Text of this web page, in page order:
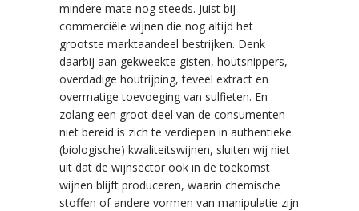
mindere mate nog steeds. Juist bij
commerciële wijnen die nog altijd het
grootste marktaandeel bestrijken. Denk
daarbij aan gekweekte gisten, houtsnippers,
overdadige houtrijping, teveel extract en
overmatige toevoeging van sulfieten. En
zolang een groot deel van de consumenten
niet bereid is zich te verdiepen in authentieke
(biologische) kwaliteitswijnen, sluiten wij niet
uit dat de wijnsector ook in de toekomst
wijnen blijft produceren, waarin chemische
stoffen of andere vormen van manipulatie zijn